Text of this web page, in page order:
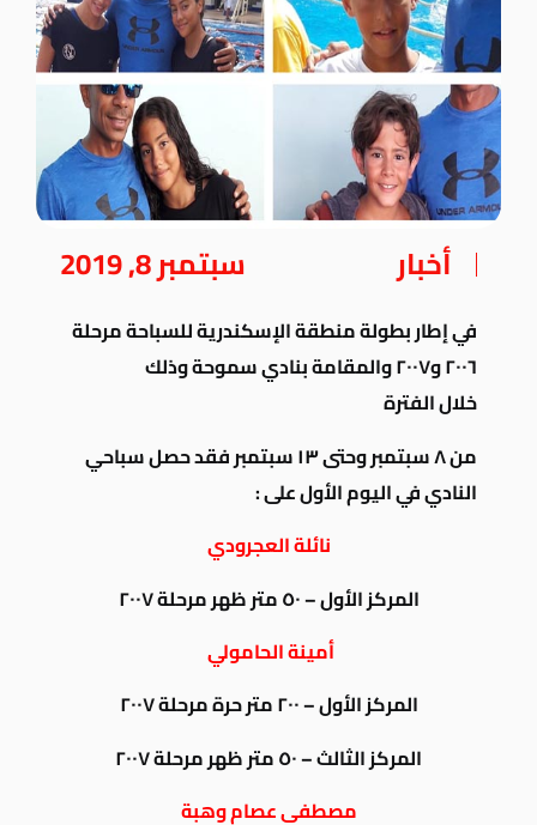
أخبار سبتمبر 8, 2019
في إطار بطولة منطقة الإسكندرية للسباحة مرحلة
٢٠٠٦ و٢٠٠٧ والمقامة بنادي سموحة وذلك
خلال الفترة
من ٨ سبتمبر
وحتى ١٣ سبتمبر فقد حصل سباحي
النادي في اليوم الأول على :
نائلة العجرودي
المركز الأول – ٥٠ متر ظهر مرحلة ٢٠٠٧
أمينة الحامولي
المركز الأول – ٢٠٠ متر حرة مرحلة ٢٠٠٧
المركز الثالث – ٥٠ متر ظهر مرحلة ٢٠٠٧
مصطفى عصام وهبة